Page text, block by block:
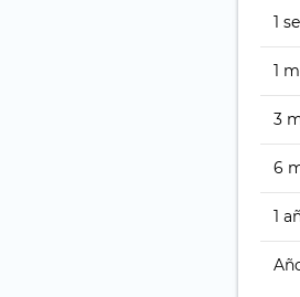
1
1
3
6
1